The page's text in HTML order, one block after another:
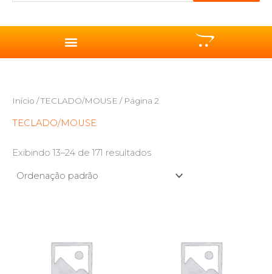
Início /TECLADO/MOUSE / Página 2
TECLADO/MOUSE
Exibindo 13–24 de 171 resultados